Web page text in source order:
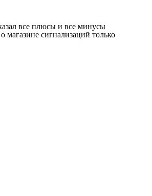
все плюсы и все минусы
сигнализаций только